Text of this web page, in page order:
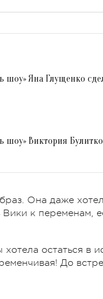
шоу» Яна Глущенко
шоу» Виктория
Она даже
Вики к переменам,
остаться в
До